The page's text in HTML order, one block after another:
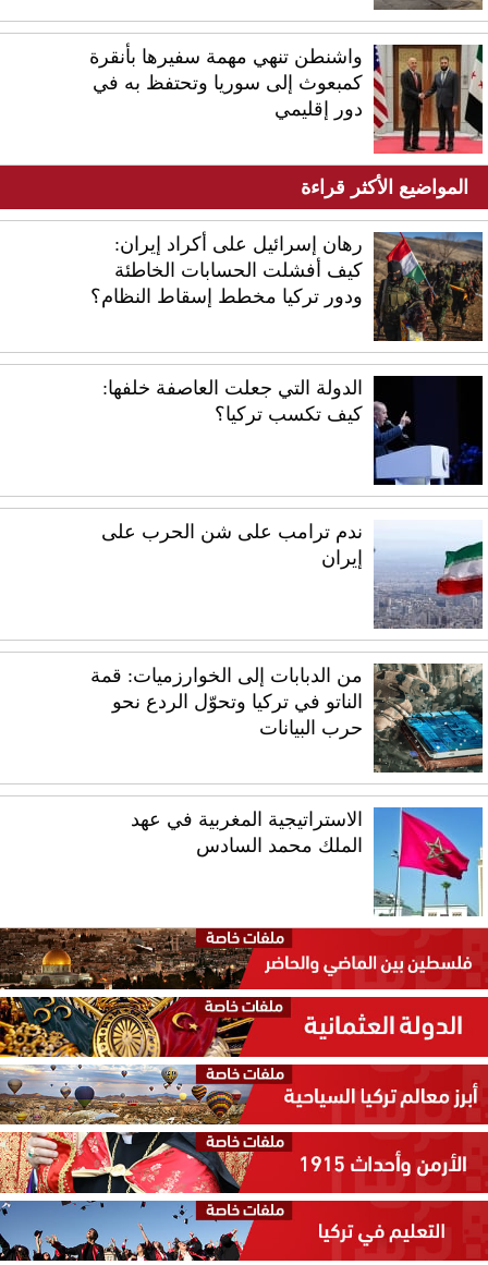
واشنطن تنهي مهمة سفيرها بأنقرة
كمبعوث إلى سوريا وتحتفظ به في
دور إقليمي
المواضيع الأكثر قراءة
رهان إسرائيل على أكراد إيران:
كيف أفشلت الحسابات الخاطئة
ودور تركيا مخطط إسقاط النظام؟
الدولة التي جعلت العاصفة خلفها:
كيف تكسب تركيا؟
ندم ترامب على شن الحرب على
إيران
من الدبابات إلى الخوارزميات: قمة
الناتو في تركيا وتحوّل الردع نحو
حرب البيانات
الاستراتيجية المغربية في عهد
الملك محمد السادس